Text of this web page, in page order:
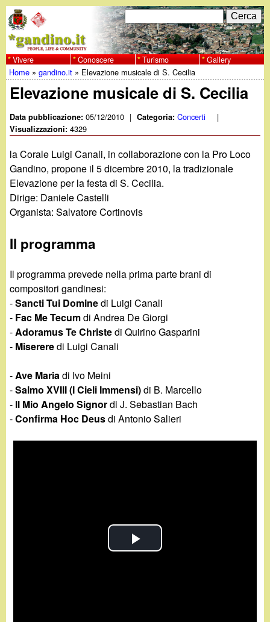
al
contenuto
principale
w
w
w
.
g
a
n
d
i
n
o
.
i
F
o
r
m
d
i
r
i
c
c
a
C
e
r
c
a
Vivere Conoscere Turismo Gallery
Tu
sei
qui
Home »gandino.it » Elevazione musicale di S. Cecilia
Elevazione musicale di S. Cecilia
Data pubblicazione:05/12/2010 | Categoria:Concerti |
Visualizzazioni:4329
la Corale Luigi Canali, in collaborazione con la Pro Loco
Gandino, propone il 5 dicembre 2010, la tradizionale
Elevazione per la festa di S. Cecilia.
Dirige: Daniele Castelli
Organista: Salvatore Cortinovis
Il programma
Il programma prevede nella prima parte brani di
compositori gandinesi:
-Sancti Tui Dominedi Luigi Canali
- Fac Me Tecumdi Andrea De Giorgi
-Adoramus Te Christedi Quirino Gasparini
- Misereredi Luigi Canali
-Ave Mariadi Ivo Meini
-Salmo XVIII (I Cieli Immensi)di B. Marcello
- Il Mio Angelo Signordi J. Sebastian Bach
-Confirma Hoc Deusdi Antonio Salieri
P